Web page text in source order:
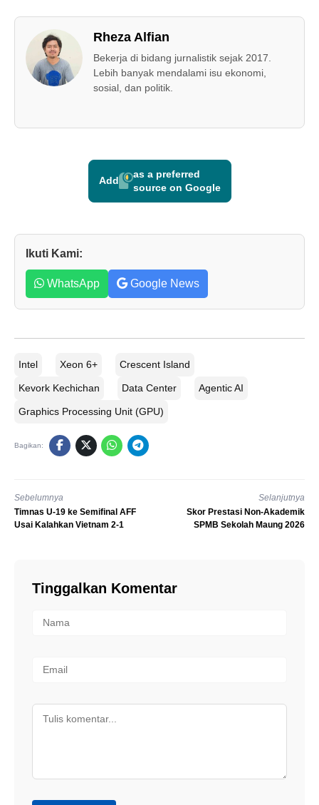
Rheza Alfian
Bekerja di bidang jurnalistik sejak 2017.
Lebih banyak mendalami isu ekonomi,
sosial, dan politik.
Add
as a preferred
source on Google
Ikuti Kami:
WhatsApp Google News
Intel Xeon 6+ Crescent Island
Kevork Kechichan Data Center Agentic AI
Graphics Processing Unit (GPU)
Bagikan:
Sebelumnya
Timnas U-19 ke Semifinal AFF
Usai Kalahkan Vietnam 2-1
Selanjutnya
Skor Prestasi Non-Akademik
SPMB Sekolah Maung 2026
Tinggalkan Komentar